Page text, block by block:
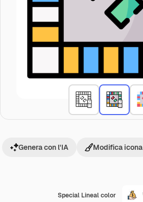
Special Lineal color
Genera con l'IA Modifica icona